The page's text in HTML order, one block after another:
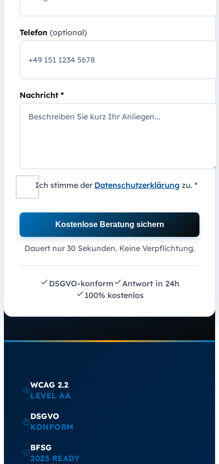
Telefon (optional)
Nachricht *
Ich stimme der Datenschutzerklärung zu. *
Kostenlose Beratung sichern
Dauert nur 30 Sekunden. Keine Verpflichtung.
DSGVO-konform
Antwort in 24h
100% kostenlos
WCAG 2.2
LEVEL AA
DSGVO
KONFORM
BFSG
2025 READY